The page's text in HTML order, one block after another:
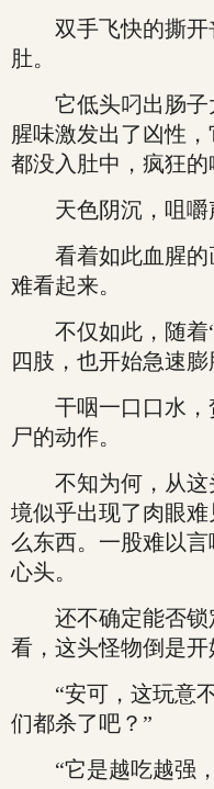
双手飞快的撕开
肚。
它低头叼出肠子
腥味激发出了凶性
都没入肚中，疯狂的
天色阴沉，咀嚼
看着如此血腥的
难看起来。
不仅如此，随着“
四肢，也开始急速膨
干咽一口口水，
尸的动作。
不知为何，从这
境似乎出现了肉眼
么东西。一股难以
心头。
还不确定能否锁
看，这头怪物倒是开
“安可，这玩意不
们都杀了吧？”
“它是越吃越强，